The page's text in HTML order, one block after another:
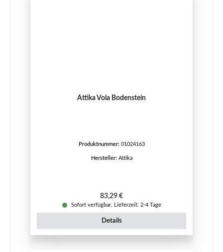
Attika Vola Bodenstein
Produktnummer: 01024163
Hersteller: Attika
Regulärer Preis:
83,29 €
Sofort verfügbar, Lieferzeit: 2-4 Tage
Details